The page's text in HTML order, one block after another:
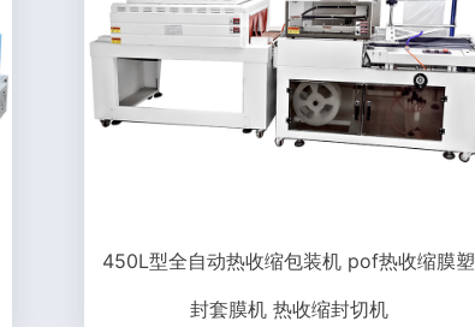
450L型全自动热收缩包装机 pof热收缩膜塑
封套膜机 热收缩封切机